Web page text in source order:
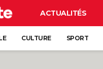
ACTUALITÉS
CULTURE SPORT